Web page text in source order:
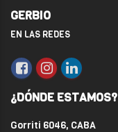
GERBIO
EN LAS REDES
¿DÓNDE ESTAMOS?
Gorriti 6046, CABA